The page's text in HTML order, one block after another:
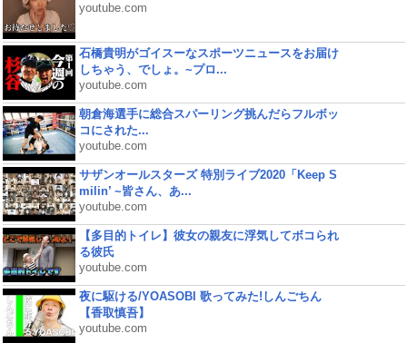
youtube.com
石橋貴明がゴイスーなスポーツニュースをお届け
しちゃう、でしょ。~プロ...
youtube.com
朝倉海選手に総合スパーリング挑んだらフルボッ
コにされた...
youtube.com
サザンオールスターズ 特別ライブ2020「Keep S
milin’ ~皆さん、あ...
youtube.com
【多目的トイレ】彼女の親友に浮気してボコられ
る彼氏
youtube.com
夜に駆ける/YOASOBI 歌ってみた!しんごちん
【香取慎吾】
youtube.com